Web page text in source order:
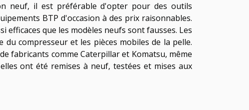
neuf, il est préférable d'opter pour des outils
BTP d'occasion à des prix raisonnables.
que les modèles neufs sont fausses. Les
compresseur et les pièces mobiles de la pelle.
fabricants comme Caterpillar et Komatsu, même
ont été remises à neuf, testées et mises aux